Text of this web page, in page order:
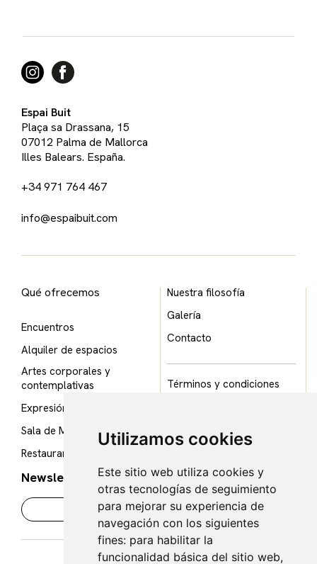
Utilizamos cookies
Este sitio web utiliza cookies y
otras tecnologías de seguimiento
para mejorar su experiencia de
navegación con los siguientes
fines: para habilitar la
funcionalidad básica del sitio web,
Espai Buit
Plaça sa Drassana, 15
07012 Palma de Mallorca
Illes Balears. España.
+34 971 764 467
info@espaibuit.com
Qué ofrecemos
Encuentros
Alquiler de espacios
Artes corporales y
contemplativas
Expresión creativa
Sala de Meditación
Restaurante Mouna
Nuestra filosofía
Galería
Contacto
Términos y condiciones
Política de cookies
Newsletter